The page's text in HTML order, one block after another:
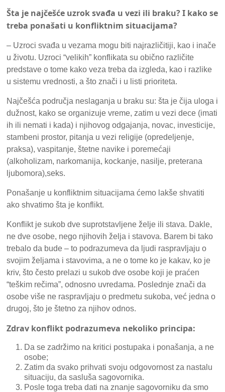
Šta je najčešće uzrok svađa u vezi ili braku? I kako se
treba ponašati u konfliktnim situacijama?
– Uzroci svađa u vezama mogu biti najrazličitiji, kao i inače
u životu. Uzroci “velikih” konflikata su obično različite
predstave o tome kako veza treba da izgleda, kao i razlike
u sistemu vrednosti, a što znači i u listi prioriteta.
Najčešća područja neslaganja u braku su: šta je čija uloga i
dužnost, kako se organizuje vreme, zatim u vezi dece (imati
ih ili nemati i kada) i njihovog odgajanja, novac, investicije,
stambeni prostor, pitanja u vezi religije (opredeljenje,
praksa), vaspitanje, štetne navike i poremećaji
(alkoholizam, narkomanija, kockanje, nasilje, preterana
ljubomora),seks.
Ponašanje u konfliktnim situacijama ćemo lakše shvatiti
ako shvatimo šta je konflikt.
Konflikt je sukob dve suprotstavljene želje ili stava. Dakle,
ne dve osobe, nego njihovih želja i stavova. Barem bi tako
trebalo da bude – to podrazumeva da ljudi raspravljaju o
svojim željama i stavovima, a ne o tome ko je kakav, ko je
kriv, što često prelazi u sukob dve osobe koji je praćen
“teškim rečima”, odnosno uvredama. Poslednje znači da
osobe više ne raspravljaju o predmetu sukoba, već jedna o
drugoj, što je štetno za njihov odnos.
Zdrav konflikt podrazumeva nekoliko principa:
Da se zadržimo na kritici postupaka i ponašanja, a ne
osobe;
Zatim da svako prihvati svoju odgovornost za nastalu
situaciju, da sasluša sagovornika.
Posle toga treba dati na znanje sagovorniku da smo